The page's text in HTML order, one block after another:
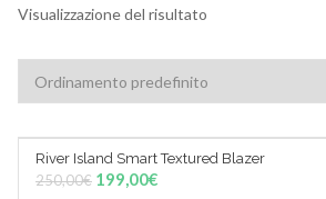
Visualizzazione del risultato
Sale! AGGIUNGI AL CARRELLO
River Island Smart Textured Blazer
250,00€ 199,00€